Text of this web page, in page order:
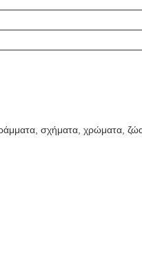
σχήματα, χρώματα,